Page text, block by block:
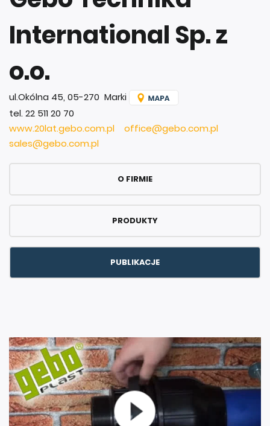
International Sp. z
o.o.
ul.Okólna 45, 05-270 Marki
tel. 22 511 20 70
www.20lat.gebo.com.pl
office@gebo.com.pl
sales@gebo.com.pl
O FIRMIE
PRODUKTY
PUBLIKACJE